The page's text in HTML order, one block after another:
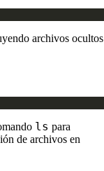
archivos ocultos
ls para
de archivos en